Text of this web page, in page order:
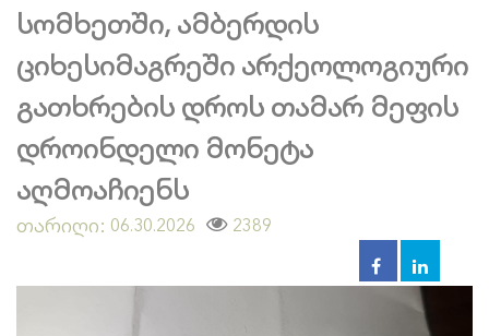
სომხეთში, ამბერდის
ციხესიმაგრეში არქეოლოგიური
გათხრების დროს თამარ მეფის
დროინდელი მონეტა
აღმოაჩიენს
თარიღი: 06.30.2026 2389